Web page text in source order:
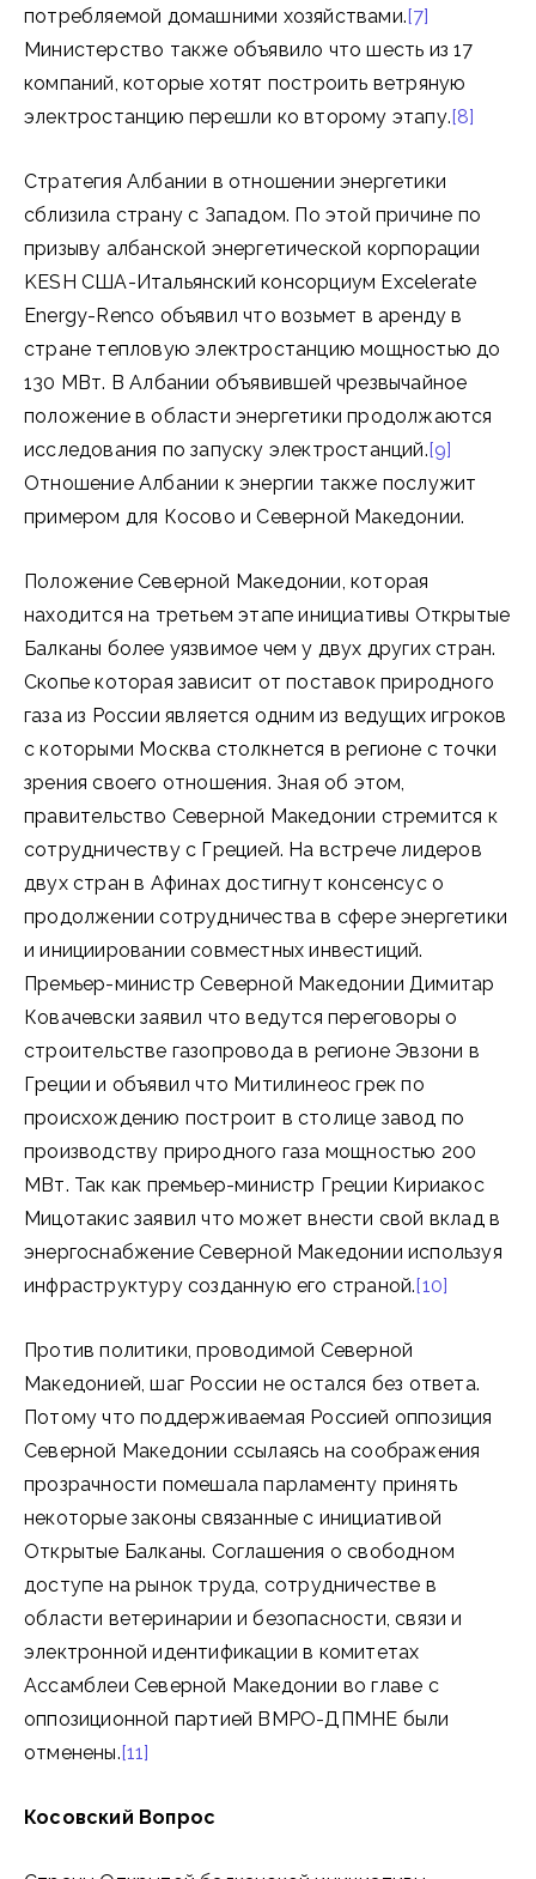
потребляемой домашними хозяйствами.[7]
Министерство также объявило что шесть из 17
компаний, которые хотят построить ветряную
электростанцию перешли ко второму этапу.[8]
Стратегия Албании в отношении энергетики
сблизила страну с Западом. По этой причине по
призыву албанской энергетической корпорации
KESH США-Итальянский консорциум Excelerate
Energy-Renco объявил что возьмет в аренду в
стране тепловую электростанцию ​​мощностью до
130 МВт. В Албании объявившей чрезвычайное
положение в области энергетики продолжаются
исследования по запуску электростанций.[9]
Отношение Албании к энергии также послужит
примером для Косово и Северной Македонии.
Положение Северной Македонии, которая
находится на третьем этапе инициативы Открытые
Балканы более уязвимое чем у двух других стран.
Скопье которая зависит от поставок природного
газа из России является одним из ведущих игроков
с которыми Москва столкнется в регионе с точки
зрения своего отношения. Зная об этом,
правительство Северной Македонии стремится к
сотрудничеству с Грецией. На встрече лидеров
двух стран в Афинах достигнут консенсус о
продолжении сотрудничества в сфере энергетики
и инициировании совместных инвестиций.
Премьер-министр Северной Македонии Димитар
Ковачевски заявил что ведутся переговоры о
строительстве газопровода в регионе Эвзони в
Греции и объявил что Митилинеос грек по
происхождению построит в столице завод по
производству природного газа мощностью 200
МВт. Так как премьер-министр Греции Кириакос
Мицотакис заявил что может внести свой вклад в
энергоснабжение Северной Македонии используя
инфраструктуру созданную его страной.[10]
Против политики, проводимой Северной
Македонией, шаг России не остался без ответа.
Потому что поддерживаемая Россией оппозиция
Северной Македонии ссылаясь на соображения
прозрачности помешала парламенту принять
некоторые законы связанные с инициативой
Открытые Балканы. Соглашения о свободном
доступе на рынок труда, сотрудничестве в
области ветеринарии и безопасности, связи и
электронной идентификации в комитетах
Ассамблеи Северной Македонии во главе с
оппозиционной партией ВМРО-ДПМНЕ были
отменены.[11]
Косовский Вопрос